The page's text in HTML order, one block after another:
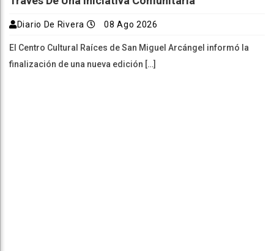
Diario De Rivera 08 Ago 2026
El Centro Cultural Raíces de San Miguel Arcángel informó la
finalización de una nueva edición […]